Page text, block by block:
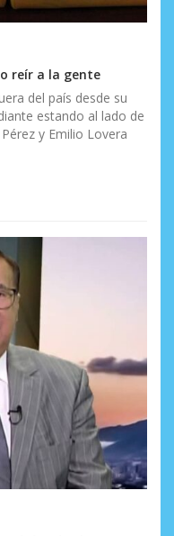
reír a la gente
del país desde su
estando al lado de
y Emilio Lovera